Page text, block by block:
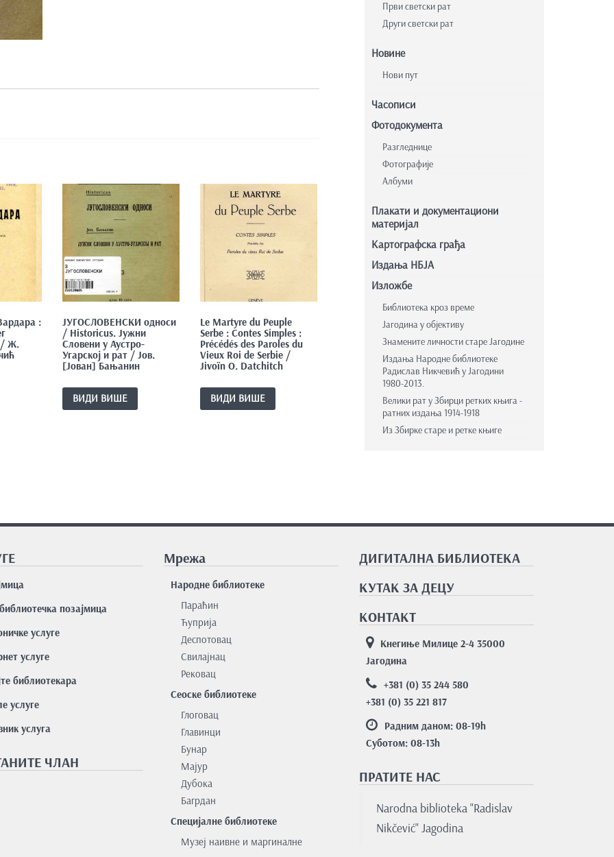
:
/ Ж.
ЈУГОСЛОВЕНСКИ односи
/ Historicus. Јужни
Словени у Аустро-
Угарској и рат / Јов.
[Јован] Бањанин
ВИДИ ВИШЕ
Le Martyre du Peuple
Serbe : Contes Simples :
Précédés des Paroles du
Vieux Roi de Serbie /
Jivoïn O. Datchitch
ВИДИ ВИШЕ
Први светски рат
Други светски рат
Новине
Нови пут
Часописи
Фотодокумента
Разгледнице
Фотографије
Албуми
Плакати и документациони
материјал
Картографска грађа
Издања НБЈА
Изложбе
Библиотека кроз време
Јагодина у објективу
Знамените личности старе Јагодине
Издања Народне библиотеке
Радислав Никчевић у Јагодини
1980-2013.
Велики рат у Збирци ретких књига -
ратних издања 1914-1918
Из Збирке старе и ретке књиге
позајмица
услуге
услуге
библиотекара
услуге
услуга
ЧЛАН
Мрежа
Народне библиотеке
Параћин
Ћуприја
Деспотовац
Свилајнац
Рековац
Сеоске библиотеке
Глоговац
Главинци
Бунар
Мајур
Дубока
Багрдан
Специјалне библиотеке
Музеј наивне и маргиналне
ДИГИТАЛНА БИБЛИОТЕКА
КУТАК ЗА ДЕЦУ
КОНТАКТ
Кнегиње Милице 2-4 35000
Јагодина
+381 (0) 35 244 580
+381 (0) 35 221 817
Радним даном: 08-19h
Суботом: 08-13h
ПРАТИТЕ НАС
Nаrodnа bibliotekа "Rаdislаv
Nikčević" Jаgodinа